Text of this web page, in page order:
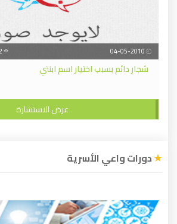
شجار دائم بسبب اختيار اسم ابنتي
عرض الاستشارة
دورات واعي الأسرية